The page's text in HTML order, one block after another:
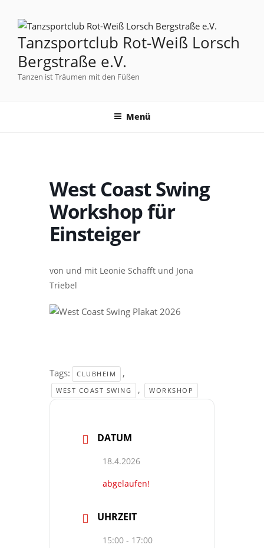
Tanzsportclub Rot-Weiß Lorsch
Bergstraße e.V.
Tanzen ist Träumen mit den Füßen
Menü
West Coast Swing
Workshop für
Einsteiger
von und mit Leonie Schafft und Jona
Triebel
Tags: CLUBHEIM ,
WEST COAST SWING , WORKSHOP
DATUM
18.4.2026
abgelaufen!
UHRZEIT
15:00 - 17:00